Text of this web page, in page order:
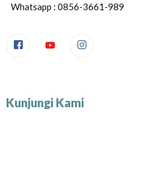
Whatsapp : 0856-3661-989
Kunjungi Kami